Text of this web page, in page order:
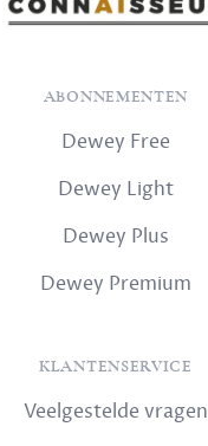
ABONNEMENTEN
Dewey Free
Dewey Light
Dewey Plus
Dewey Premium
KLANTENSERVICE
Veelgestelde vragen